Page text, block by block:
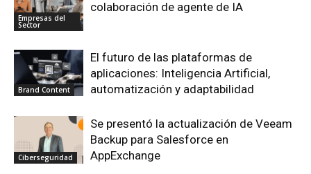
Empresas del
Sector
colaboración de agente de IA
Brand Content
El futuro de las plataformas de
aplicaciones: Inteligencia Artificial,
automatización y adaptabilidad
Ciberseguridad
Se presentó la actualización de Veeam
Backup para Salesforce en
AppExchange